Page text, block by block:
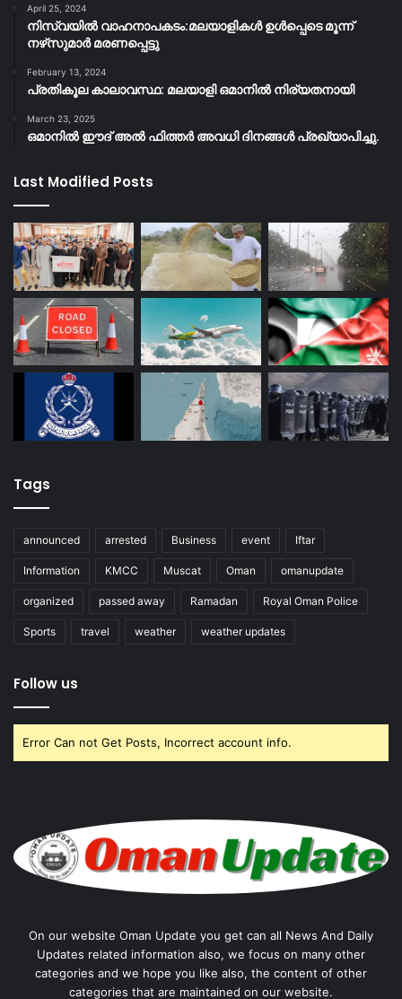
April 25, 2024
നിസ്‌വയിൽ വാഹനാപകടം:മലയാളികള്‍ ഉള്‍പ്പെടെ മൂന്ന്
നഴ്‌സുമാര്‍ മരണപ്പെട്ടു
February 13, 2024
പ്രതികൂല കാലാവസ്ഥ: മലയാളി ഒമാനിൽ നിര്യതനായി
March 23, 2025
ഒമാനിൽ ഈദ് അൽ ഫിത്തർ അവധി ദിനങ്ങൾ പ്രഖ്യാപിച്ചു.
Last Modified Posts
Tags
announced arrested Business event Iftar
Information KMCC Muscat Oman omanupdate
organized passed away Ramadan Royal Oman Police
Sports travel weather weather updates
Follow us
Error Can not Get Posts, Incorrect account info.
On our website Oman Update you get can all News And Daily
Updates related information also, we focus on many other
categories and we hope you like also, the content of other
categories that are maintained on our website.